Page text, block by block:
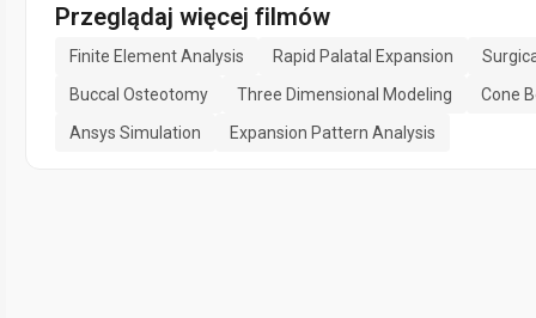
Przeglądaj więcej filmów
Finite Element Analysis Rapid Palatal Expansion
Buccal Osteotomy
Three Dimensional Modeling
Cone
Ansys Simulation
Expansion Pattern Analysis